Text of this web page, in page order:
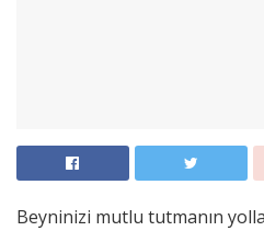
Beyninizi mutlu tutmanın